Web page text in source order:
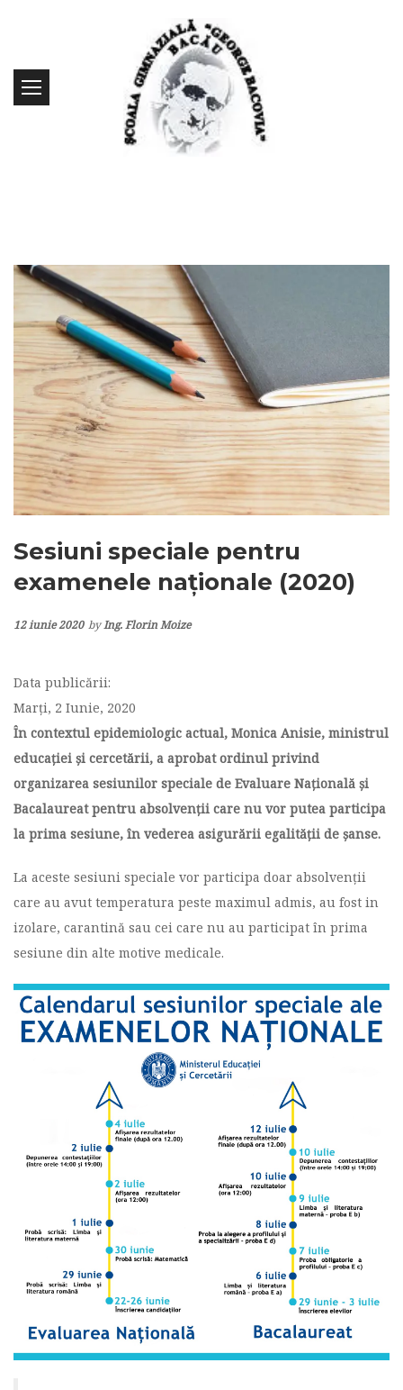
Sesiuni speciale pentru
examenele naționale (2020)
12 iunie 2020 byIng. Florin Moize
Data publicării:
Marţi, 2 Iunie, 2020
În contextul epidemiologic actual, Monica Anisie, ministrul
educației și cercetării, a aprobat ordinul privind
organizarea sesiunilor speciale de Evaluare Națională și
Bacalaureat pentru absolvenții care nu vor putea participa
la prima sesiune, în vederea asigurării egalității de șanse.
La aceste sesiuni speciale vor participa doar absolvenții
care au avut temperatura peste maximul admis, au fost in
izolare, carantină sau cei care nu au participat în prima
sesiune din alte motive medicale.